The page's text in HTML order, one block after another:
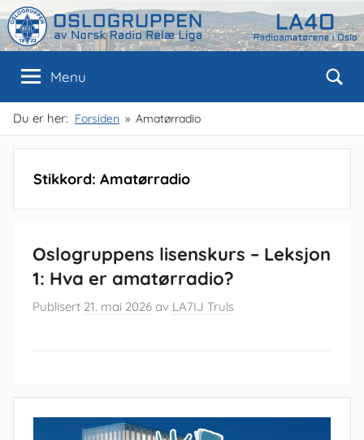
Skip
to
content
Oslogruppen
av
NRRL
Oslo
Menu
Du er her: Forsiden Amatørradio
Stikkord: Amatørradio
Oslogruppens lisenskurs – Leksjon
1: Hva er amatørradio?
Publisert 21. mai 2026 av LA7IJ Truls